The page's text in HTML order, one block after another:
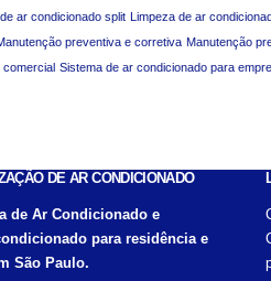
ar condicionado split Limpeza de ar
preventiva e corretiva Manutenção
Sistema de ar condicionado para
DE AR CONDICIONADO
de Ar Condicionado e
para residência e
São Paulo.